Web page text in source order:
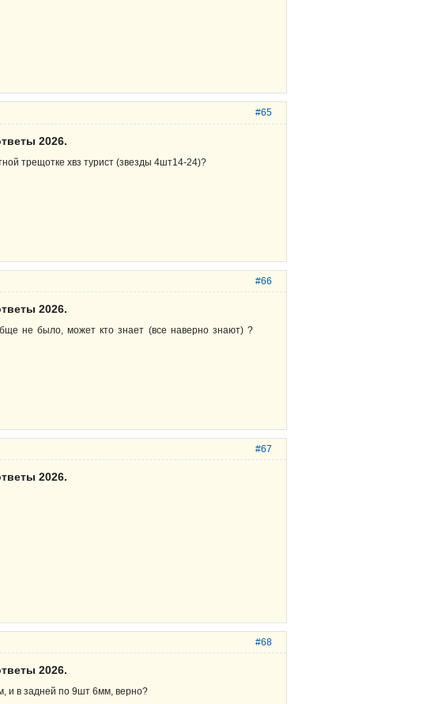
#65
2026.
трещотке хвз турист (звезды 4шт14-24)?
#66
2026.
не было, может кто знает (все наверно знают) ?
#67
2026.
#68
2026.
и в задней по 9шт 6мм, верно?